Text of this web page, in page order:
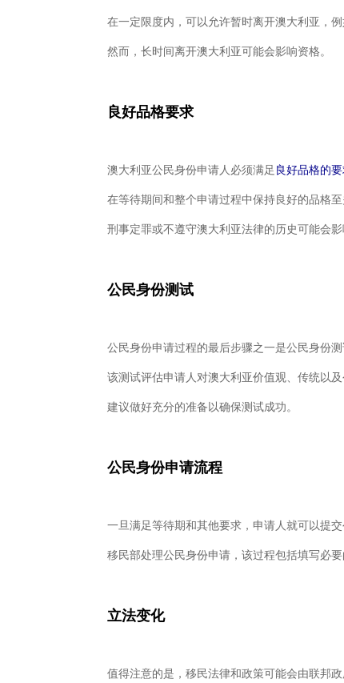
在一定限度内，可以允许暂时离开澳大利亚，例
然而，长时间离开澳大利亚可能会影响资格。
良好品格要求
澳大利亚公民身份申请人必须满足 良好品格的
在等待期间和整个申请过程中保持良好的品格至
刑事定罪或不遵守澳大利亚法律的历史可能会影
公民身份测试
公民身份申请过程的最后步骤之一是公民身份测
该测试评估申请人对澳大利亚价值观、传统以及
建议做好充分的准备以确保测试成功。
公民身份申请流程
一旦满足等待期和其他要求，申请人就可以提交
移民部处理公民身份申请，该过程包括填写必
立法变化
值得注意的是，移民法律和政策可能会由联邦政